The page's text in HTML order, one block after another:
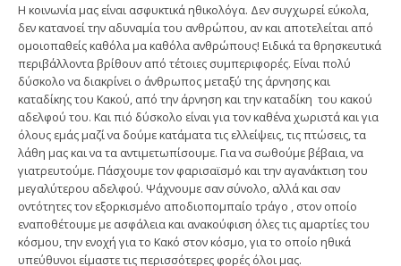
Η κοινωνία μας είναι ασφυκτικά ηθικολόγα. Δεν συγχωρεί εύκολα,
δεν κατανοεί την αδυναμία του ανθρώπου, αν και αποτελείται από
ομοιοπαθείς καθ΄ολα μα καθ΄ολα ανθρώπους! Ειδικά τα θρησκευτικά
περιβάλλοντα βρίθουν από τέτοιες συμπεριφορές. Είναι πολύ
δύσκολο να διακρίνει ο άνθρωπος μεταξύ της άρνησης και
καταδίκης του Κακού, από την άρνηση και την καταδίκη του κακού
αδελφού του. Και πιό δύσκολο είναι για τον καθένα χωριστά και για
όλους εμάς μαζί να δούμε κατάματα τις ελλείψεις, τις πτώσεις, τα
λάθη μας και να τα αντιμετωπίσουμε. Για να σωθούμε βέβαια, να
γιατρευτούμε. Πάσχουμε τον φαρισαϊσμό και την αγανάκτιση του
μεγαλύτερου αδελφού. Ψάχνουμε σαν σύνολο, αλλά και σαν
οντότητες τον εξορκισμένο αποδιοπομπαίο τράγο , στον οποίο
εναποθέτουμε με ασφάλεια και ανακούφιση όλες τις αμαρτίες του
κόσμου, την ενοχή για το Κακό στον κόσμο, για το οποίο ηθικά
υπεύθυνοι είμαστε τις περισσότερες φορές όλοι μας.